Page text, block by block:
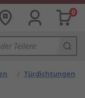
0
/ Türdichtungen